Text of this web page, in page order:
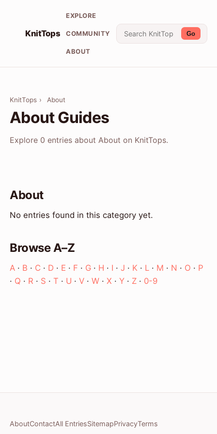
KnitTops
EXPLORE
COMMUNITY
ABOUT
Go
KnitTops › About
About Guides
Explore 0 entries about About on KnitTops.
About
No entries found in this category yet.
Browse A–Z
A · B · C · D · E · F · G · H · I · J · K · L · M · N · O · P
· Q · R · S · T · U · V · W · X · Y · Z · 0-9
AboutContactAll EntriesSitemapPrivacyTerms